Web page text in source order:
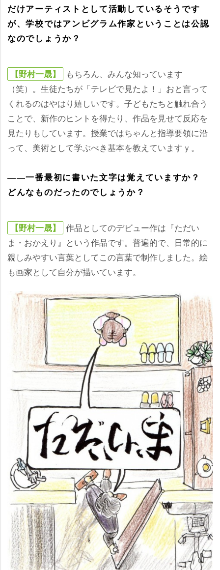
だけアーティストとして活動しているそうです
が、学校ではアンビグラム作家ということは公認
なのでしょうか？
【野村一晟】
もちろん、みんな知っています
（笑）。生徒たちが「テレビで見たよ！」おと言って
くれるのはやはり嬉しいです。子どもたちと触れ合う
ことで、新作のヒントを得たり、作品を見せて反応を
見たりもしています。授業ではちゃんと指導要領に沿
って、美術として学ぶべき基本を教えていますｙ。
――一番最初に書いた文字は覚えていますか？
どんなものだったのでしょうか？
【野村一晟】
作品としてのデビュー作は『ただい
ま・おかえり』という作品です。普遍的で、日常的に
親しみやすい言葉としてこの言葉で制作しました。絵
も画家として自分が描いています。